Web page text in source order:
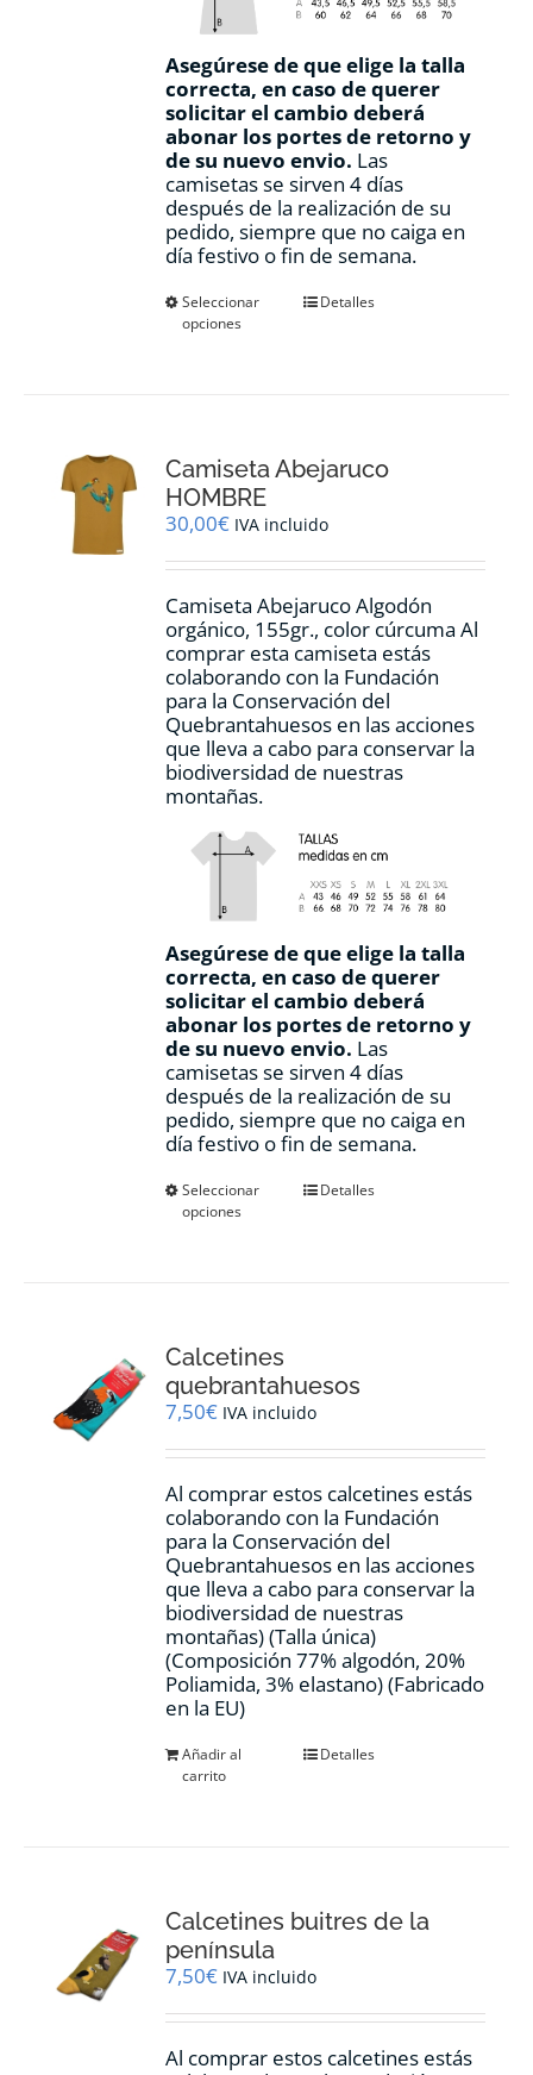
Asegúrese de que elige la talla
correcta, en caso de querer
solicitar el cambio deberá
abonar los portes de retorno y
de su nuevo envio. Las
camisetas se sirven 4 días
después de la realización de su
pedido, siempre que no caiga en
día festivo o fin de semana.
Seleccionar
opciones
Este
se
elegir
la
de
producto
Detalles
Camiseta Abejaruco
HOMBRE
30,00€ IVA incluido
Camiseta Abejaruco Algodón
orgánico, 155gr., color cúrcuma Al
comprar esta camiseta estás
colaborando con la Fundación
para la Conservación del
Quebrantahuesos en las acciones
que lleva a cabo para conservar la
biodiversidad de nuestras
montañas.
Asegúrese de que elige la talla
correcta, en caso de querer
solicitar el cambio deberá
abonar los portes de retorno y
de su nuevo envio. Las
camisetas se sirven 4 días
después de la realización de su
pedido, siempre que no caiga en
día festivo o fin de semana.
Seleccionar
opciones
Este
pueden
elegir
la
de
producto
Detalles
Calcetines
quebrantahuesos
7,50€ IVA incluido
Al comprar estos calcetines estás
colaborando con la Fundación
para la Conservación del
Quebrantahuesos en las acciones
que lleva a cabo para conservar la
biodiversidad de nuestras
montañas) (Talla única)
(Composición 77% algodón, 20%
Poliamida, 3% elastano) (Fabricado
en la EU)
Añadir al
carrito
Detalles
Calcetines buitres de la
península
7,50€ IVA incluido
Al comprar estos calcetines estás